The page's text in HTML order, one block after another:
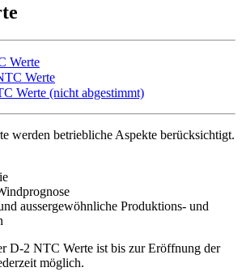
Werte
Werte
Werte (nicht abgestimmt)
werden betriebliche Aspekte berücksichtigt.
aussergewöhnliche Produktions- und
D-2 NTC Werte ist bis zur Eröffnung der
möglich.